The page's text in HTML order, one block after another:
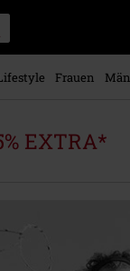
Frauen
EXTRA*